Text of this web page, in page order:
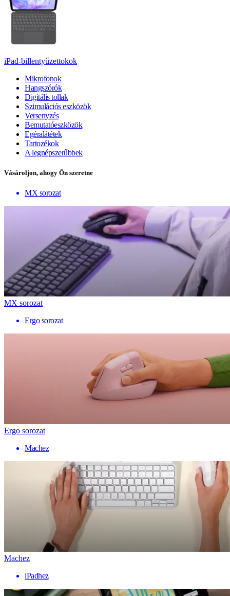
iPad-billentyűzettokok
Mikrofonok
Hangszórók
Digitális tollak
Szimulációs eszközök
Versenyzés
Bemutatóeszközök
Egéralátétek
Tartozékok
A legnépszerűbbek
Vásároljon, ahogy Ön szeretne
MX sorozat
MX sorozat
Ergo sorozat
Ergo sorozat
Machez
Machez
iPadhez